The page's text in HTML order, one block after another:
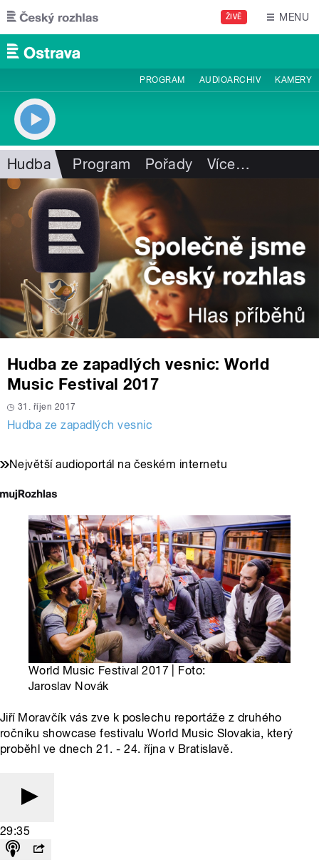
Přejít k hlavnímu obsahu
ŽIVĚ MENU
PROGRAM AUDIOARCHIV KAMERY
Hudba Program Pořady Více…
Hudba ze zapadlých vesnic: World
Music Festival 2017
31. říjen 2017
Hudba ze zapadlých vesnic
Největší audioportál na českém internetu
World Music Festival 2017 | Foto:
Jaroslav Novák
Jiří Moravčík vás zve k poslechu reportáže z druhého
ročníku showcase festivalu World Music Slovakia, který
proběhl ve dnech 21. - 24. října v Bratislavě.
29:35